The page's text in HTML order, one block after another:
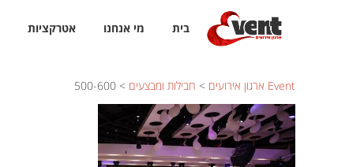
בית מי אנחנו אטרקציות
Event ארגון אירועים > חבילות ומבצעים >
500-600